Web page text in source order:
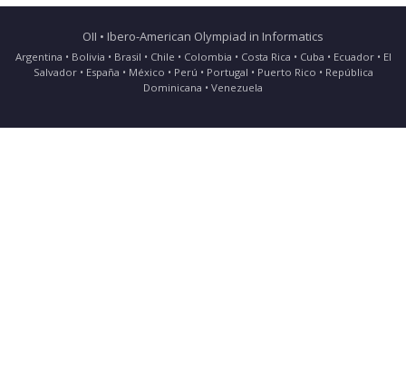
OII • Ibero-American Olympiad in Informatics
Argentina • Bolivia • Brasil • Chile • Colombia • Costa Rica • Cuba • Ecuador • El
Salvador • España • México • Perú • Portugal • Puerto Rico • República
Dominicana • Venezuela